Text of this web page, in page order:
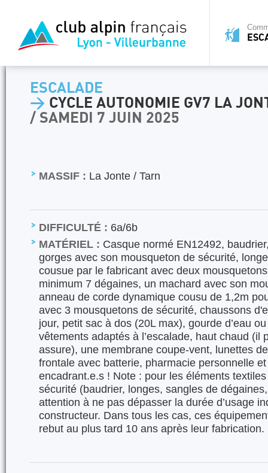
ESCALADE
> CYCLE AUTONOMIE GV7 LA
/ SAMEDI 7 JUIN 2025
MASSIF : La Jonte / Tarn
DIFFICULTÉ : 6a/6b
MATÉRIEL : Casque normé EN12492,
gorges avec son mousqueton de sécurité,
cousue par le fabricant avec deux
minimum 7 dégaines, un machard avec son
anneau de corde dynamique cousu de 1,2m
avec 3 mousquetons de sécurité, chaussons
jour, petit sac à dos (20L max), gourde d’eau
vêtements adaptés à l’escalade, haut chaud (il
assure), une membrane coupe-vent, lunettes
frontale avec batterie, pharmacie personnelle
encadrant.e.s ! Note : pour les éléments
sécurité (baudrier, longes, sangles de
attention à ne pas dépasser la durée d’usage
constructeur. Dans tous les cas, ces
rebut au plus tard 10 ans après leur fabrication.